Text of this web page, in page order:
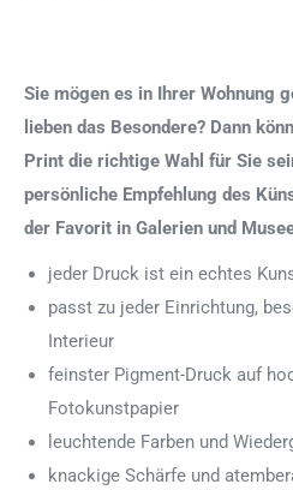
Sie mögen es in Ihrer Wohnung
lieben das Besondere? Dann
Print die richtige Wahl für Sie
persönliche Empfehlung des
der Favorit in Galerien und
jeder Druck ist ein echtes
passt zu jeder Einrichtung,
Interieur
feinster Pigment-Druck auf
Fotokunstpapier
leuchtende Farben und
knackige Schärfe und